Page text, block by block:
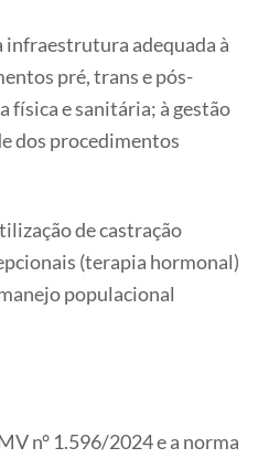
adequada à
pré, trans e pós-
física e sanitária; à gestão
dos procedimentos
de castração
(terapia hormonal)
populacional
n° 1.596/2024 e a norma